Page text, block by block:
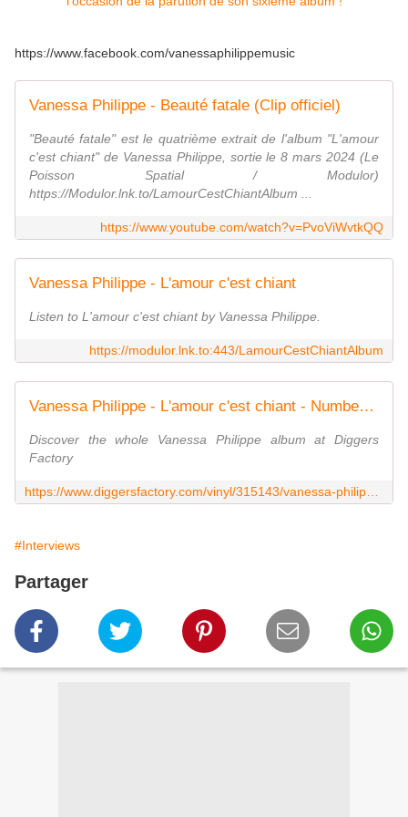
https://www.facebook.com/vanessaphilippemusic
Vanessa Philippe - Beauté fatale (Clip officiel)
"Beauté fatale" est le quatrième extrait de l'album "L'amour
c'est chiant" de Vanessa Philippe, sortie le 8 mars 2024 (Le
Poisson Spatial / Modulor)
https://Modulor.lnk.to/LamourCestChiantAlbum ...
https://www.youtube.com/watch?v=PvoViWvtkQQ
Vanessa Philippe - L'amour c'est chiant
Listen to L'amour c'est chiant by Vanessa Philippe.
https://modulor.lnk.to:443/LamourCestChiantAlbum
Vanessa Philippe - L'amour c'est chiant - Numbered edition - Diggers Factory
Discover the whole Vanessa Philippe album at Diggers
Factory
#Interviews
Partager